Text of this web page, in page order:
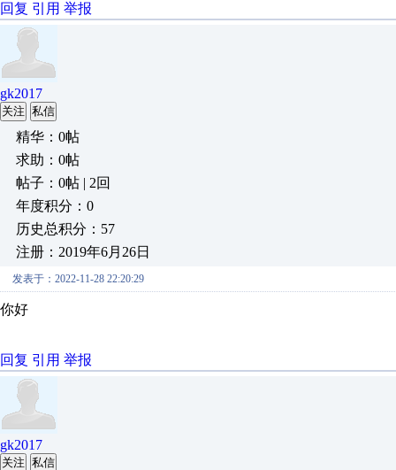
回复 引用 举报
gk2017
关注 私信
精华：0帖
求助：0帖
帖子：0帖 | 2回
年度积分：0
历史总积分：57
注册：2019年6月26日
发表于：2022-11-28 22:20:29
你好
回复 引用 举报
gk2017
关注 私信